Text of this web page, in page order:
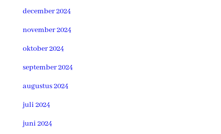
december 2024
november 2024
oktober 2024
september 2024
augustus 2024
juli 2024
juni 2024